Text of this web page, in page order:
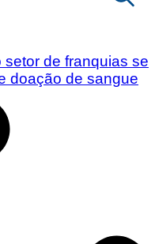
de franquias se
doação de sangue